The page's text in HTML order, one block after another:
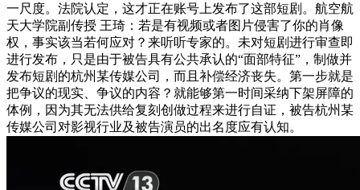
一尺度。法院认定，这才正在账号上发布了这部短剧。航空航
天大学院副传授 王琦：若是有视频或者图片侵害了你的肖像
权，事实该当若何应对？来听听专家的。未对短剧进行审查即
进行发布，只是由于被告具有公共承认的“面部特征”，制做并
发布短剧的杭州某传媒公司，而且补偿经济丧失。第一步就是
把争议的现实、争议的内容？就能够第一时间采纳下架屏障的
体例，因为其无法供给复刻创做过程来进行自证，被告杭州某
传媒公司对影视行业及被告演员的出名度应有认知。